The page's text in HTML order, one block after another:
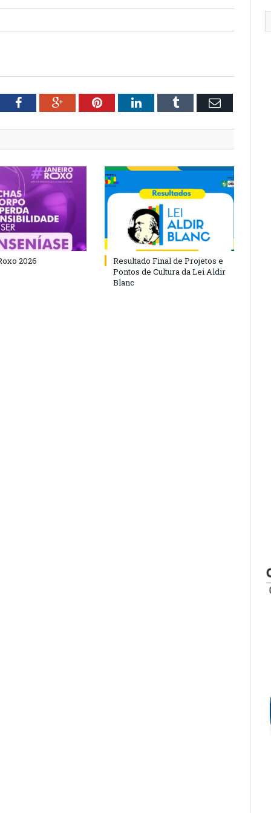
FacebookGoogle+PinterestLinkedInTumblr Email
2026
Resultado Final de Projetos e
Pontos de Cultura da Lei Aldir
Blanc